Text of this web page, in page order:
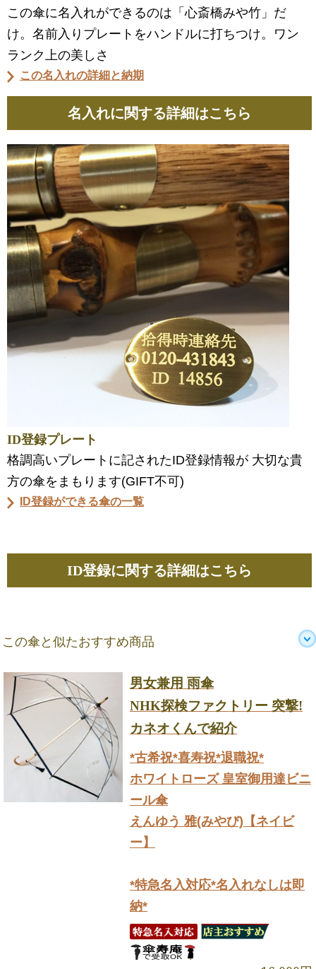
この傘に名入れができるのは「心斎橋みや竹」だ
け。名前入りプレートをハンドルに打ちつけ。ワン
ランク上の美しさ
この名入れの詳細と納期
名入れに関する詳細はこちら
ID登録プレート
格調高いプレートに記されたID登録情報が 大切な貴
方の傘をまもります(GIFT不可)
ID登録ができる傘の一覧
ID登録に関する詳細はこちら
この傘と似たおすすめ商品
男女兼用 雨傘
NHK探検ファクトリー 突撃!
カネオくんで紹介
*古希祝*喜寿祝*退職祝*
ホワイトローズ 皇室御用達ビニ
ール傘
えんゆう 雅(みやび)【ネイビ
ー】
*特急名入対応*名入れなしは即
納*